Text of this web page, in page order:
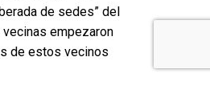
de sedes” del
empezaron
de estos vecinos